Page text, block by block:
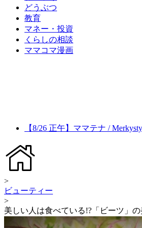
どうぶつ
教育
マネー・投資
くらしの相談
ママコマ漫画
【8/26 正午】ママテナ /
>
ビューティー
>
美しい人は食べている!?「ビーツ」